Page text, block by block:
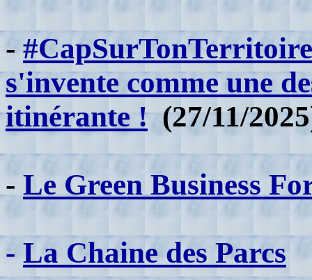
- #CapSurTonTerritoire
s'invente comme une
itinérante ! (27/11/
-Le Green Business
- La Chaine des Parcs